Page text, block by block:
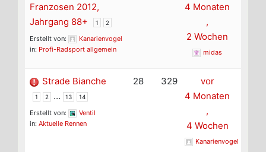
Franzosen 2012,
Jahrgang 88+
1 2
Erstellt von:
Kanarienvogel
in: Profi-Radsport allgemein
4 Monaten
,
2 Wochen
midas
Strade Bianche
1 2 … 13 14
Erstellt von:
Ventil
in: Aktuelle Rennen
28 329
vor
4 Monaten
,
4 Wochen
Kanarienvogel